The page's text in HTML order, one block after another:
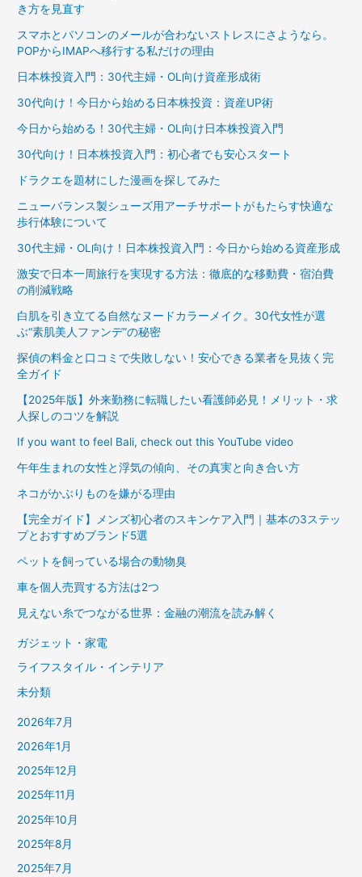
き方を見直す
スマホとパソコンのメールが合わないストレスにさようなら。
POPからIMAPへ移行する私だけの理由
日本株投資入門：30代主婦・OL向け資産形成術
30代向け！今日から始める日本株投資：資産UP術
今日から始める！30代主婦・OL向け日本株投資入門
30代向け！日本株投資入門：初心者でも安心スタート
ドラクエを題材にした漫画を探してみた
ニューバランス製シューズ用アーチサポートがもたらす快適な
歩行体験について
30代主婦・OL向け！日本株投資入門：今日から始める資産形成
激安で日本一周旅行を実現する方法：徹底的な移動費・宿泊費
の削減戦略
白肌を引き立てる自然なヌードカラーメイク。30代女性が選
ぶ“素肌美人ファンデ”の秘密
探偵の料金と口コミで失敗しない！安心できる業者を見抜く完
全ガイド
【2025年版】外来勤務に転職したい看護師必見！メリット・求
人探しのコツを解説
If you want to feel Bali, check out this YouTube video
午年生まれの女性と浮気の傾向、その真実と向き合い方
ネコがかぶりものを嫌がる理由
【完全ガイド】メンズ初心者のスキンケア入門｜基本の3ステッ
プとおすすめブランド5選
ペットを飼っている場合の動物臭
車を個人売買する方法は2つ
見えない糸でつながる世界：金融の潮流を読み解く
ガジェット・家電
ライフスタイル・インテリア
未分類
2026年7月
2026年1月
2025年12月
2025年11月
2025年10月
2025年8月
2025年7月